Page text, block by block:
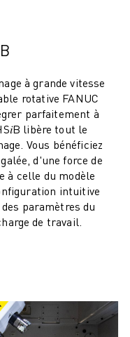
à grande vitesse
rotative FANUC
parfaitement à
libère tout le
Vous bénéficiez
d'une force de
à celle du modèle
intuitive
paramètres du
de travail.